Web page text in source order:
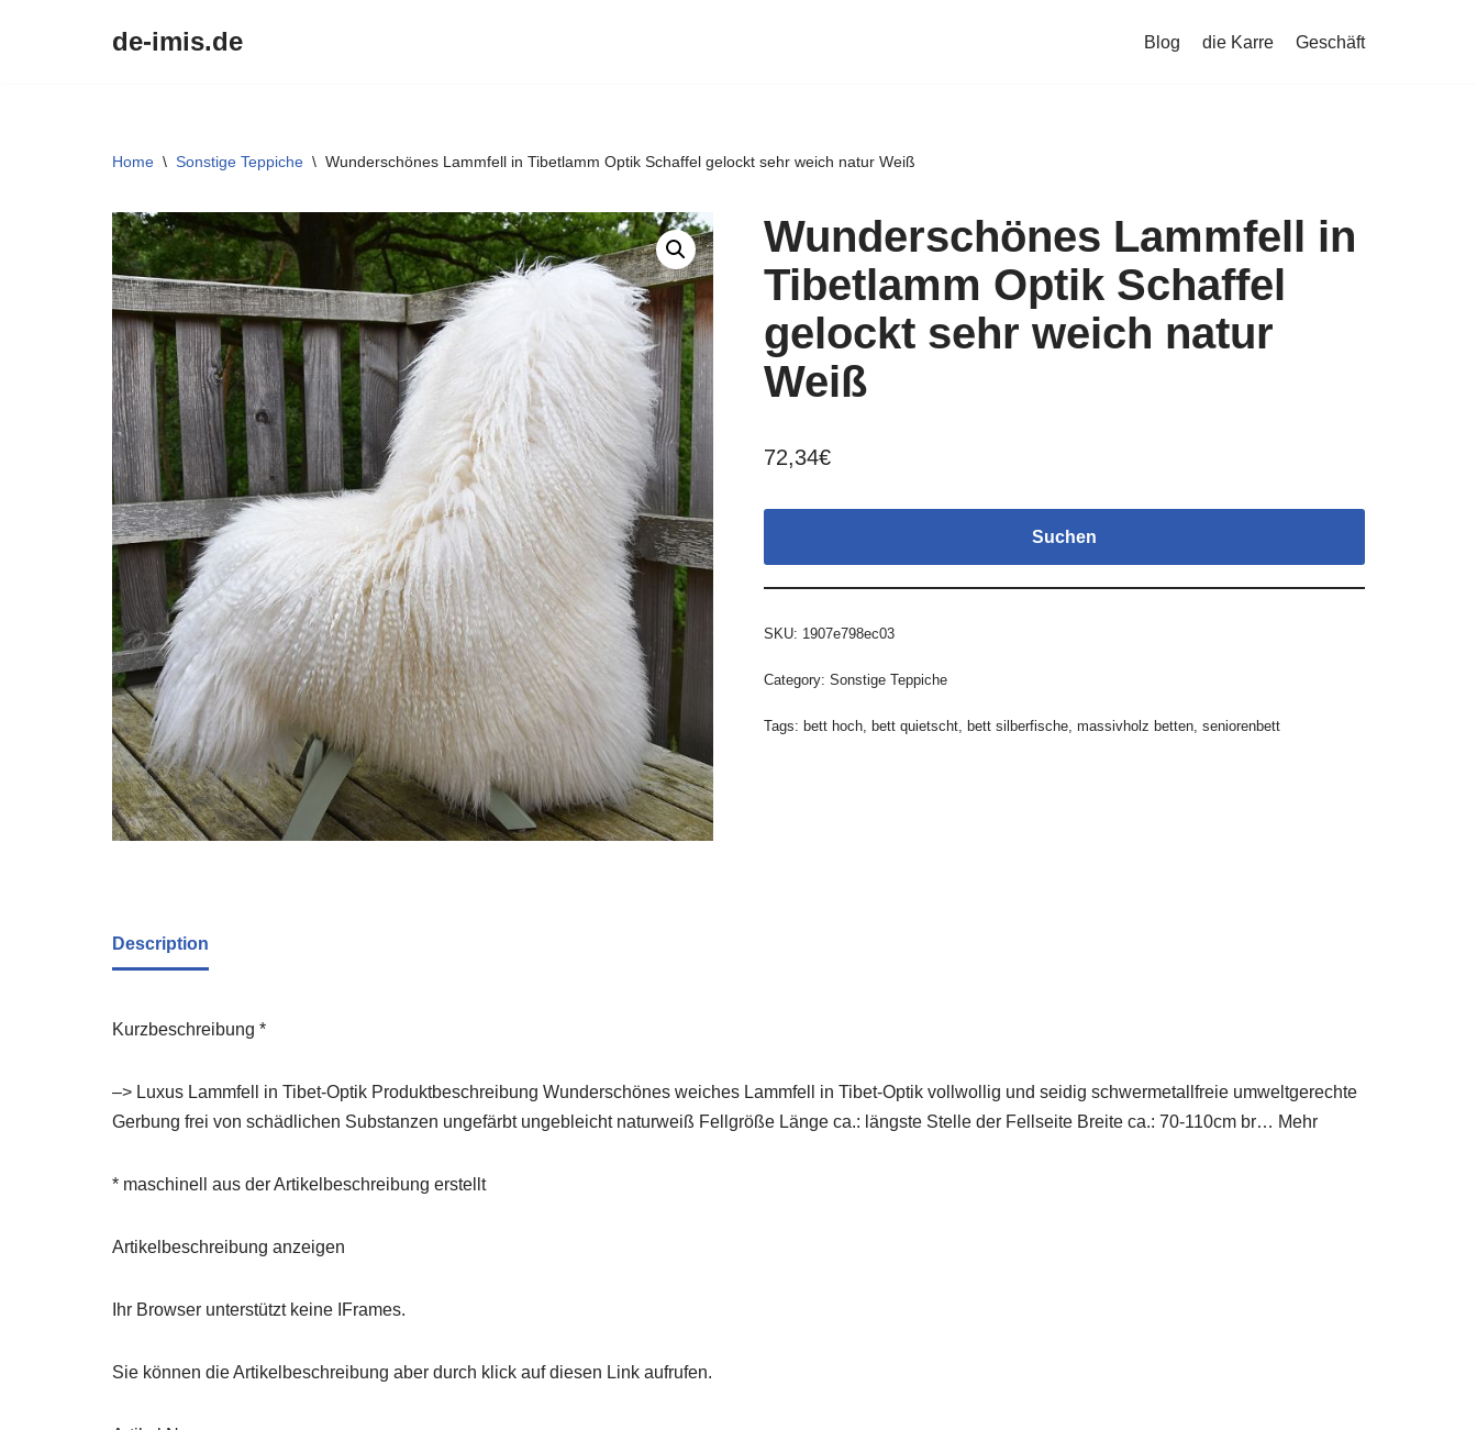
de-imis.de Blog die Karre Geschäft
Home \ Sonstige Teppiche \ Wunderschönes Lammfell in Tibetlamm Optik Schaffel gelockt sehr weich natur Weiß
Wunderschönes Lammfell in
Tibetlamm Optik Schaffel
gelockt sehr weich natur
Weiß
72,34€
Suchen
SKU: 1907e798ec03
Category: Sonstige Teppiche
Tags: bett hoch, bett quietscht, bett silberfische, massivholz betten, seniorenbett
Description
Kurzbeschreibung *
–> Luxus Lammfell in Tibet-Optik Produktbeschreibung Wunderschönes weiches Lammfell in Tibet-Optik vollwollig und seidig schwermetallfreie umweltgerechte
Gerbung frei von schädlichen Substanzen ungefärbt ungebleicht naturweiß Fellgröße Länge ca.: längste Stelle der Fellseite Breite ca.: 70-110cm br… Mehr
* maschinell aus der Artikelbeschreibung erstellt
Artikelbeschreibung anzeigen
Ihr Browser unterstützt keine IFrames.
Sie können die Artikelbeschreibung aber durch klick auf diesen Link aufrufen.